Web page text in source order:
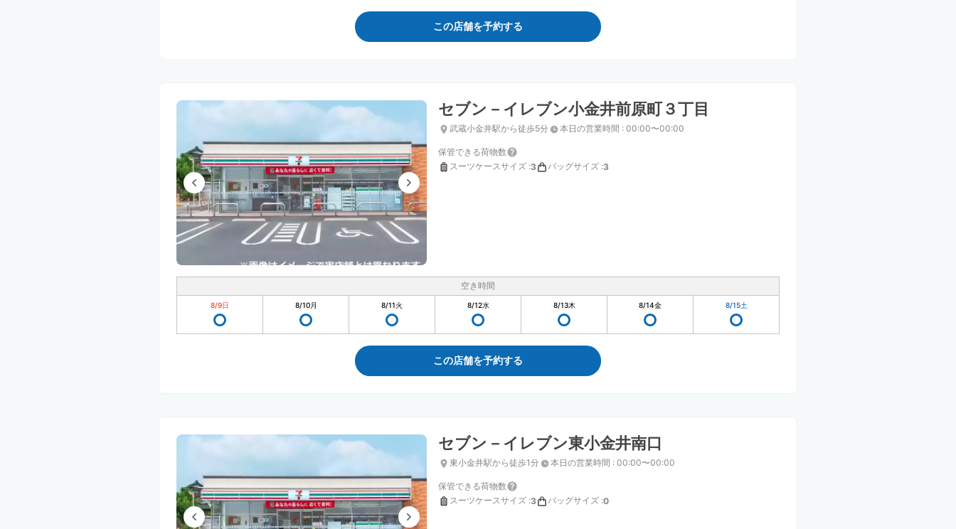
この店舗を予約する
セブン－イレブン小金井前原町３丁目
武蔵小金井駅から徒歩5分 本日の営業時間 : 00:00〜00:00
保管できる荷物数
スーツケースサイズ :3 バッグサイズ :3
空き時間
8/9日 8/10月 8/11火 8/12水 8/13木 8/14金 8/15土
この店舗を予約する
セブン－イレブン東小金井南口
東小金井駅から徒歩1分 本日の営業時間 : 00:00〜00:00
保管できる荷物数
スーツケースサイズ :3 バッグサイズ :0